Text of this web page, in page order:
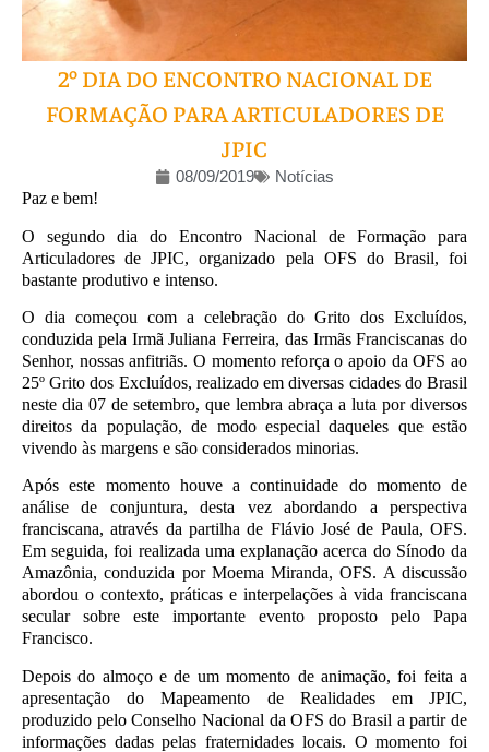
2º DIA DO ENCONTRO NACIONAL DE
FORMAÇÃO PARA ARTICULADORES DE
JPIC
08/09/2019
Notícias
Paz e bem!
O segundo dia do Encontro Nacional de Formação para
Articuladores de JPIC, organizado pela OFS do Brasil, foi
bastante produtivo e intenso.
O dia começou com a celebração do Grito dos Excluídos,
conduzida pela Irmã Juliana Ferreira, das Irmãs Franciscanas do
Senhor, nossas anfitriãs. O momento reforça o apoio da OFS ao
25º Grito dos Excluídos, realizado em diversas cidades do Brasil
neste dia 07 de setembro, que lembra abraça a luta por diversos
direitos da população, de modo especial daqueles que estão
vivendo às margens e são considerados minorias.
Após este momento houve a continuidade do momento de
análise de conjuntura, desta vez abordando a perspectiva
franciscana, através da partilha de Flávio José de Paula, OFS.
Em seguida, foi realizada uma explanação acerca do Sínodo da
Amazônia, conduzida por Moema Miranda, OFS. A discussão
abordou o contexto, práticas e interpelações à vida franciscana
secular sobre este importante evento proposto pelo Papa
Francisco.
Depois do almoço e de um momento de animação, foi feita a
apresentação do Mapeamento de Realidades em JPIC,
produzido pelo Conselho Nacional da OFS do Brasil a partir de
informações dadas pelas fraternidades locais. O momento foi